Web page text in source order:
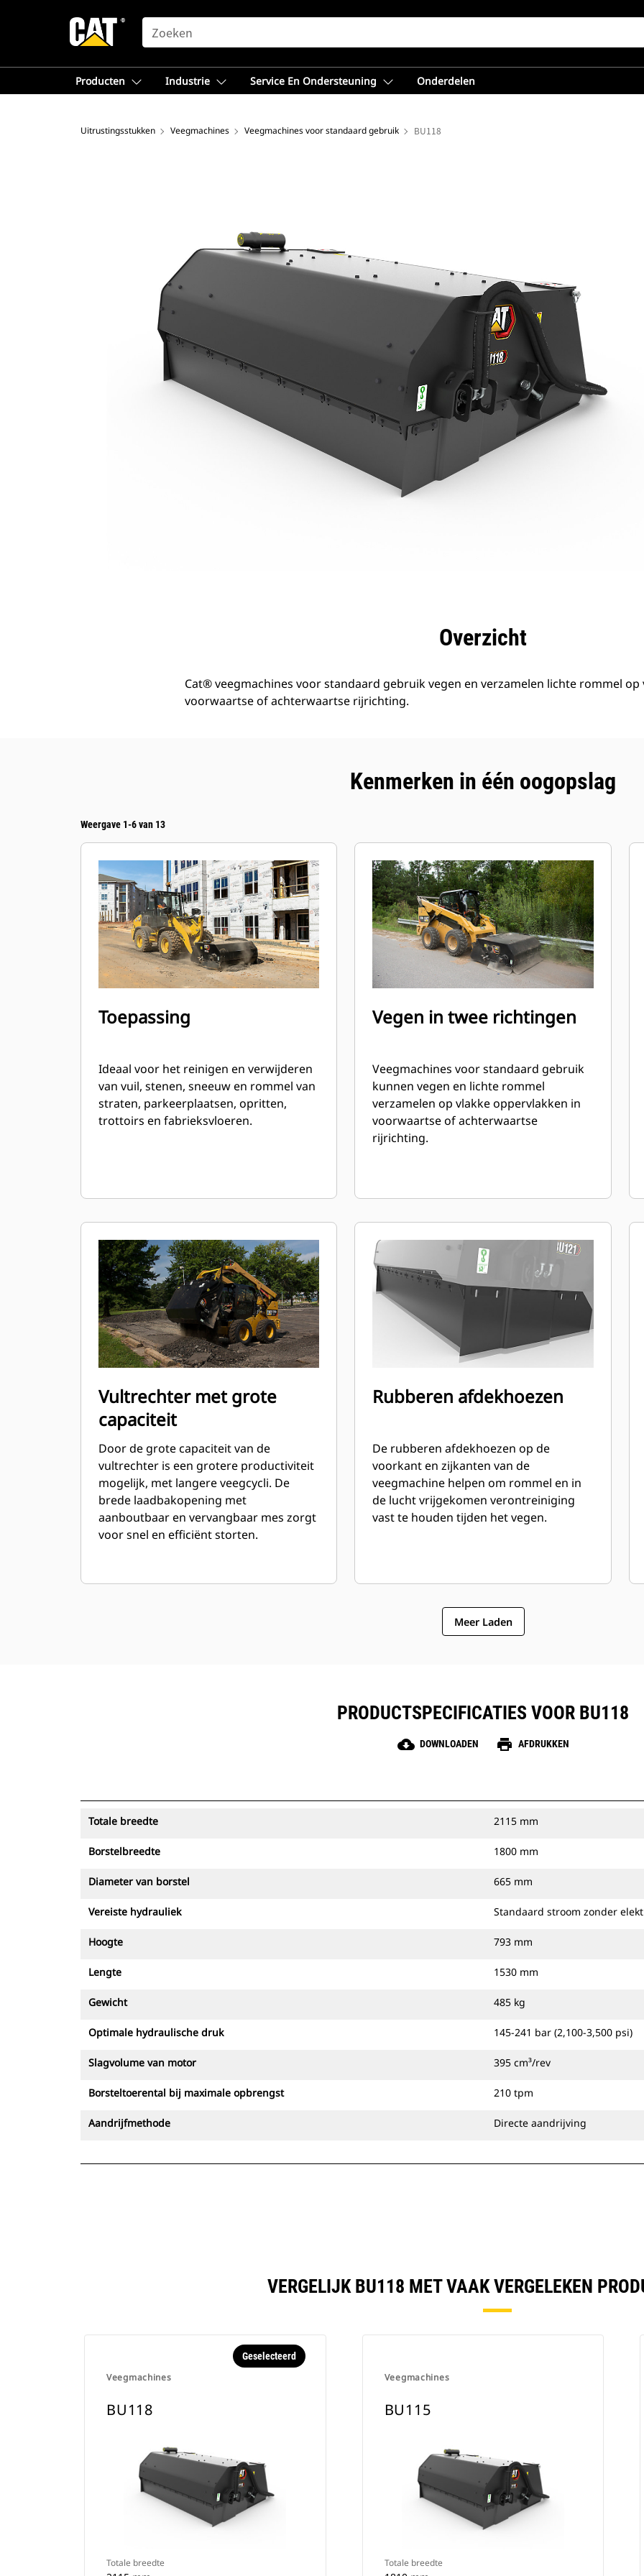
SEARCH
Producten Industrie Service En Ondersteuning Onderdelen
Uitrustingsstukken Veegmachines Veegmachines voor standaard gebruik BU118
Overzicht
Cat® veegmachines voor standaard gebruik vegen en verzamelen lichte rommel
voorwaartse of achterwaartse rijrichting.
Kenmerken in één oogopslag
Weergave 1-6 van 13
Toepassing
Ideaal voor het reinigen en verwijderen
van vuil, stenen, sneeuw en rommel van
straten, parkeerplaatsen, opritten,
trottoirs en fabrieksvloeren.
Vegen in twee richtingen
Veegmachines voor standaard gebruik
kunnen vegen en lichte rommel
verzamelen op vlakke oppervlakken in
voorwaartse of achterwaartse
rijrichting.
Vultrechter met grote
capaciteit
Door de grote capaciteit van de
vultrechter is een grotere productiviteit
mogelijk, met langere veegcycli. De
brede laadbakopening met
aanboutbaar en vervangbaar mes zorgt
voor snel en efficiënt storten.
Rubberen afdekhoezen
De rubberen afdekhoezen op de
voorkant en zijkanten van de
veegmachine helpen om rommel en in
de lucht vrijgekomen verontreiniging
vast te houden tijden het vegen.
Meer Laden
PRODUCTSPECIFICATIES VOOR BU118
cloud_download DOWNLOADEN print AFDRUKKEN
Totale breedte 2115 mm
Borstelbreedte 1800 mm
Diameter van borstel 665 mm
Vereiste hydrauliek Standaard stroom zonder
Hoogte 793 mm
Lengte 1530 mm
Gewicht 485 kg
Optimale hydraulische druk 145-241 bar (2,100-3,500 psi)
Slagvolume van motor 395 cm³/rev
Borsteltoerental bij maximale opbrengst 210 tpm
Aandrijfmethode Directe aandrijving
VERGELIJK BU118 MET VAAK VERGELEKEN
Veegmachines
Geselecteerd
BU118
Totale breedte
Veegmachines
BU115
Totale breedte